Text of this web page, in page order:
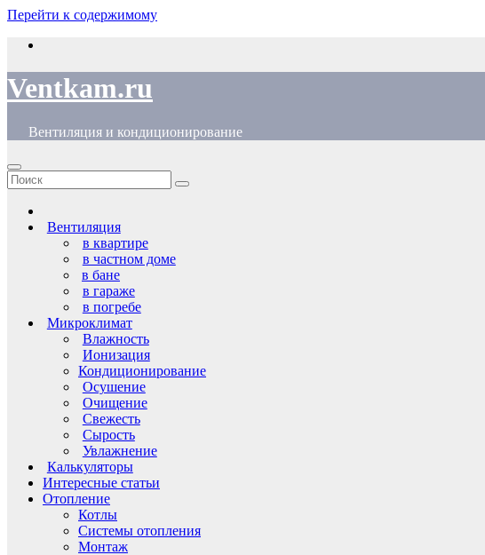
Перейти к содержимому
Ventkam.ru
Вентиляция и кондиционирование
Вентиляция
в квартире
в частном доме
в бане
в гараже
в погребе
Микроклимат
Влажность
Ионизация
Кондиционирование
Осушение
Очищение
Свежесть
Сырость
Увлажнение
Калькуляторы
Интересные статьи
Отопление
Котлы
Системы отопления
Монтаж